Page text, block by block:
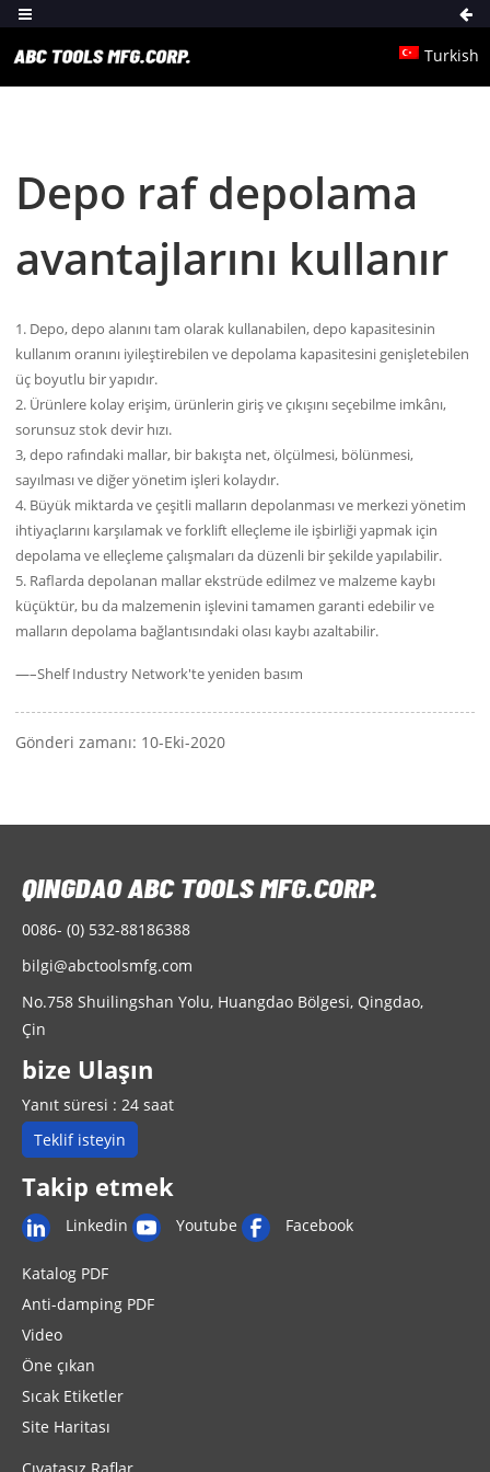
Turkish
Depo raf depolama
avantajlarını kullanır
1. Depo, depo alanını tam olarak kullanabilen, depo kapasitesinin
kullanım oranını iyileştirebilen ve depolama kapasitesini genişletebilen
üç boyutlu bir yapıdır.
2. Ürünlere kolay erişim, ürünlerin giriş ve çıkışını seçebilme imkânı,
sorunsuz stok devir hızı.
3, depo rafındaki mallar, bir bakışta net, ölçülmesi, bölünmesi,
sayılması ve diğer yönetim işleri kolaydır.
4. Büyük miktarda ve çeşitli malların depolanması ve merkezi yönetim
ihtiyaçlarını karşılamak ve forklift elleçleme ile işbirliği yapmak için
depolama ve elleçleme çalışmaları da düzenli bir şekilde yapılabilir.
5. Raflarda depolanan mallar ekstrüde edilmez ve malzeme kaybı
küçüktür, bu da malzemenin işlevini tamamen garanti edebilir ve
malların depolama bağlantısındaki olası kaybı azaltabilir.
—–Shelf Industry Network'te yeniden basım
Gönderi zamanı: 10-Eki-2020
0086- (0) 532-88186388
bilgi@abctoolsmfg.com
No.758 Shuilingshan Yolu, Huangdao Bölgesi, Qingdao,
Çin
bize Ulaşın
Yanıt süresi : 24 saat
Teklif isteyin
Takip etmek
Linkedin Youtube Facebook
Katalog PDF
Anti-damping PDF
Video
Öne çıkan
Sıcak Etiketler
Site Haritası